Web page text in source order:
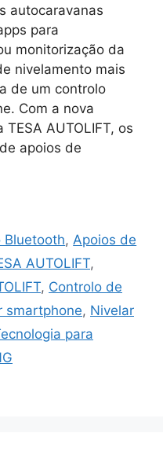
autocaravanas
para
monitorização da
nivelamento mais
de um controlo
Com a nova
AUTOLIFT, os
apoios de
Bluetooth,Apoios de
AUTOLIFT,
, Controlo de
smartphone, Nivelar
para